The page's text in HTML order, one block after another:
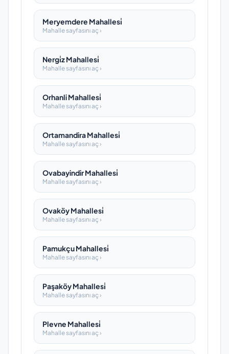
Meryemdere Mahallesi̇
Mahalle sayfasını aç ›
Nergi̇z Mahallesi̇
Mahalle sayfasını aç ›
Orhanli Mahallesi̇
Mahalle sayfasını aç ›
Ortamandira Mahallesi̇
Mahalle sayfasını aç ›
Ovabayindir Mahallesi̇
Mahalle sayfasını aç ›
Ovaköy Mahallesi̇
Mahalle sayfasını aç ›
Pamukçu Mahallesi̇
Mahalle sayfasını aç ›
Paşaköy Mahallesi̇
Mahalle sayfasını aç ›
Plevne Mahallesi̇
Mahalle sayfasını aç ›